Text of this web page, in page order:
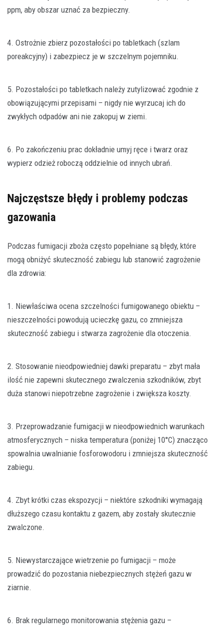
ppm, aby obszar uznać za bezpieczny.
4. Ostrożnie zbierz pozostałości po tabletkach (szlam
poreakcyjny) i zabezpiecz je w szczelnym pojemniku.
5. Pozostałości po tabletkach należy zutylizować zgodnie z
obowiązującymi przepisami – nigdy nie wyrzucaj ich do
zwykłych odpadów ani nie zakopuj w ziemi.
6. Po zakończeniu prac dokładnie umyj ręce i twarz oraz
wypierz odzież roboczą oddzielnie od innych ubrań.
Najczęstsze błędy i problemy podczas
gazowania
Podczas fumigacji zboża często popełniane są błędy, które
mogą obniżyć skuteczność zabiegu lub stanowić zagrożenie
dla zdrowia:
1. Niewłaściwa ocena szczelności fumigowanego obiektu –
nieszczelności powodują ucieczkę gazu, co zmniejsza
skuteczność zabiegu i stwarza zagrożenie dla otoczenia.
2. Stosowanie nieodpowiedniej dawki preparatu – zbyt mała
ilość nie zapewni skutecznego zwalczenia szkodników, zbyt
duża stanowi niepotrzebne zagrożenie i zwiększa koszty.
3. Przeprowadzanie fumigacji w nieodpowiednich warunkach
atmosferycznych – niska temperatura (poniżej 10°C) znacząco
spowalnia uwalnianie fosforowodoru i zmniejsza skuteczność
zabiegu.
4. Zbyt krótki czas ekspozycji – niektóre szkodniki wymagają
dłuższego czasu kontaktu z gazem, aby zostały skutecznie
zwalczone.
5. Niewystarczające wietrzenie po fumigacji – może
prowadzić do pozostania niebezpiecznych stężeń gazu w
ziarnie.
6. Brak regularnego monitorowania stężenia gazu –